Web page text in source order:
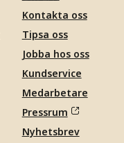
Kontakta oss
Tipsa oss
Jobba hos oss
Kundservice
Medarbetare
Pressrum
Nyhetsbrev